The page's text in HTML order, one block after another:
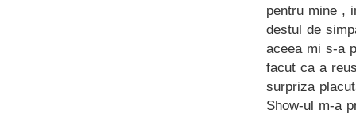
pentru mine ,
destul de
aceea mi s-a
facut ca a
surpriza
Show-ul m-a